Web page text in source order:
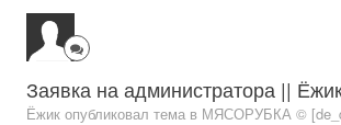
Заявка на администратора ||
Ёжик опубликовал тема в МЯСОРУБКА ©